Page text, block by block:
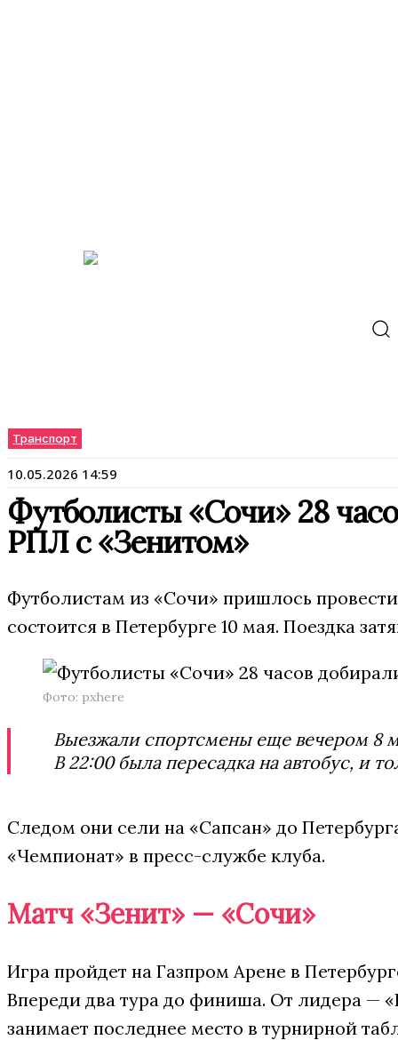
Транспорт
10.05.2026 14:59
Футболисты «Сочи» 28
РПЛ с «Зенитом»
Футболистам из «Сочи» пришлось
состоится в Петербурге 10 мая. Поездка
Фото: pxhere
Выезжали спортсмены еще вечером 8
В 22:00 была пересадка на автобус, и
Следом они сели на «Сапсан» до
«Чемпионат» в пресс-службе клуба.
Матч «Зенит» — «Сочи»
Игра пройдет на Газпром Арене в
Впереди два тура до финиша. От лидера —
занимает последнее место в турнирной